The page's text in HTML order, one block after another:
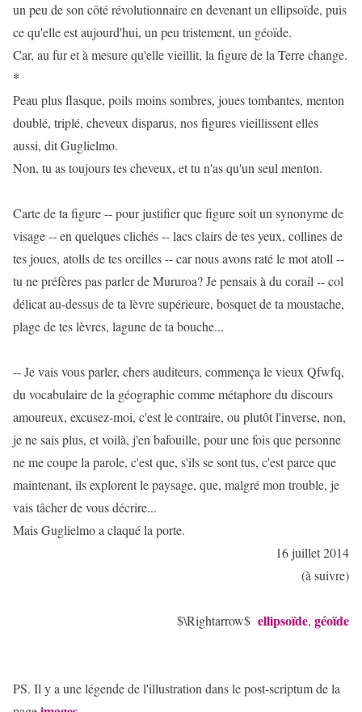
un peu de son côté révolutionnaire en devenant un ellipsoïde, puis
ce qu'elle est aujourd'hui, un peu tristement, un géoïde.
Car, au fur et à mesure qu'elle vieillit, la figure de la Terre change.
*
Peau plus flasque, poils moins sombres, joues tombantes, menton
doublé, triplé, cheveux disparus, nos figures vieillissent elles
aussi, dit Guglielmo.
Non, tu as toujours tes cheveux, et tu n'as qu'un seul menton.
Carte de ta figure -- pour justifier que figure soit un synonyme de
visage -- en quelques clichés -- lacs clairs de tes yeux, collines de
tes joues, atolls de tes oreilles -- car nous avons raté le mot atoll --
tu ne préfères pas parler de Mururoa? Je pensais à du corail -- col
délicat au-dessus de ta lèvre supérieure, bosquet de ta moustache,
plage de tes lèvres, lagune de ta bouche...
-- Je vais vous parler, chers auditeurs, commença le vieux Qfwfq,
du vocabulaire de la géographie comme métaphore du discours
amoureux, excusez-moi, c'est le contraire, ou plutôt l'inverse, non,
je ne sais plus, et voilà, j'en bafouille, pour une fois que personne
ne me coupe la parole, c'est que, s'ils se sont tus, c'est parce que
maintenant, ils explorent le paysage, que, malgré mon trouble, je
vais tâcher de vous décrire...
Mais Guglielmo a claqué la porte.
16 juillet 2014
(à suivre)
$\Rightarrow$ ellipsoïde, géoïde
PS. Il y a une légende de l'illustration dans le post-scriptum de la